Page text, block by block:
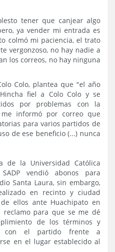
tener que canjear algo
ya vender mi entrada es
colmó mi paciencia, el trato
vergonzoso, no hay nadie a
los correos, no hay ninguna
Colo, plantea que "el año
fiel a Colo Colo y se
por problemas con la
informó por correo que
para varios partidos de
de ese beneficio (...) nunca
de la Universidad Católica
vendió abonos para
Santa Laura, sin embargo,
en recinto y ciudad
ellos ante Huachipato en
reclamo para que se me dé
de los términos y
con el partido frente a
en el lugar establecido al